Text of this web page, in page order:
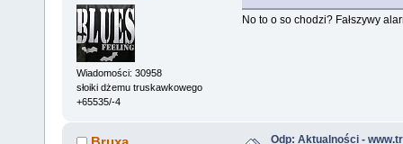
Wiadomości: 30958
słoiki dżemu truskawkowego
+65535/-4
No to o so chodzi? Fałszywy
Odp: Aktualności -